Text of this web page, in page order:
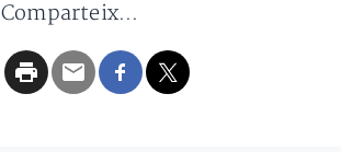
Comparteix...